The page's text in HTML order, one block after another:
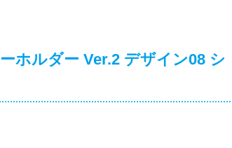
ホルダー Ver.2 デザイン08 シ